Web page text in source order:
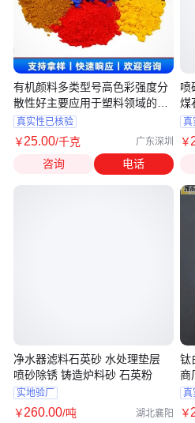
有机颜料多类型号高色彩强度分
散性好主要应用于塑料领域的着
色
真实性已核验
￥25.00/千克 广东深圳
咨询 电话
净水器滤料石英砂 水处理垫层
喷砂除锈 铸造炉料砂 石英粉
实地验厂
￥260.00/吨 湖北襄阳
喷
煤
真
￥
钛
商
真
￥